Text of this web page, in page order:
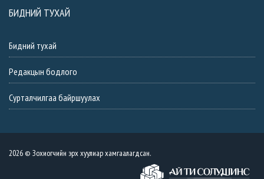
БИДНИЙ ТУХАЙ
Бидний тухай
Редакцын бодлого
Сурталчилгаа байршуулах
2026 © Зохиогчийн эрх хуулиар хамгаалагдсан.